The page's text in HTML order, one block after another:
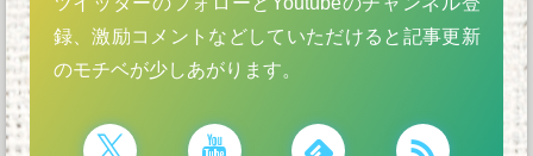
録、激励コメントなどしていただけると記事更新
のモチベが少しあがります。